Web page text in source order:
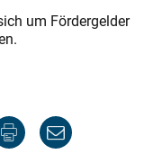
um Fördergelder